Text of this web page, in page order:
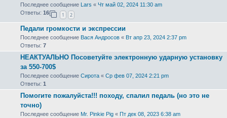
Последнее сообщение Lars « Чт май 02, 2024 11:30 am
Ответы: 16 1 2
Педали громкости и экспрессии
Последнее сообщение Вася Андросов « Вт апр 23, 2024 2:37 pm
Ответы: 7
НЕАКТУАЛЬНО Посоветуйте электронную ударную установку
за 550-700$
Последнее сообщение Сирота « Ср фев 07, 2024 2:21 pm
Ответы: 1
Помогите пожалуйста!!! походу, спалил педаль (но это не
точно)
Последнее сообщение Mr. Pinkie Pig « Пт дек 08, 2023 6:38 am